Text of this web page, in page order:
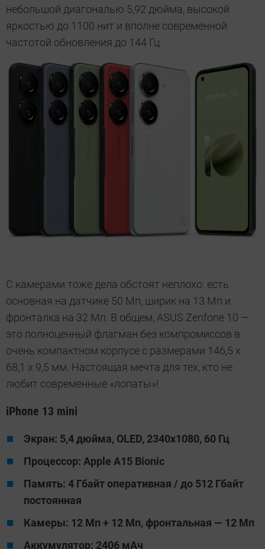
небольшой диагональю 5,92 дюйма, высокой
яркостью до 1100 нит и вполне современной
частотой обновления до 144 Гц.
С камерами тоже дела обстоят неплохо: есть
основная на датчике 50 Мп, ширик на 13 Мп и
фронталка на 32 Мп. В общем, ASUS Zenfone 10 —
это полноценный флагман без компромиссов в
очень компактном корпусе с размерами 146,5 х
68,1 x 9,5 мм. Настоящая мечта для тех, кто не
любит современные «лопаты»!
iPhone 13 mini
Экран: 5,4 дюйма, OLED, 2340х1080, 60 Гц
Процессор: Apple A15 Bionic
Память: 4 Гбайт оперативная / до 512 Гбайт
постоянная
Камеры: 12 Мп + 12 Мп, фронтальная — 12 Мп
Аккумулятор: 2406 мАч